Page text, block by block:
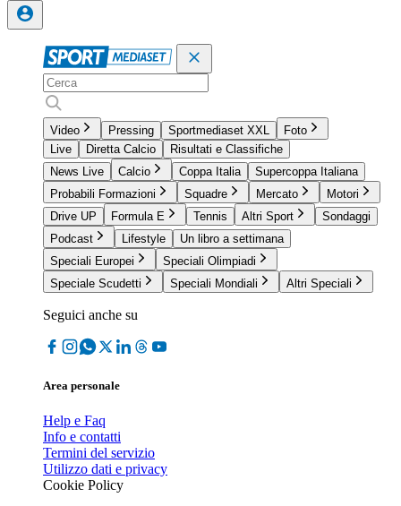
Video Pressing Sportmediaset XXL
Foto
Live
Diretta Calcio
Risultati e Classifiche
News Live
Calcio Coppa Italia
Supercoppa Italiana
Probabili Formazioni
Squadre Mercato
Motori
Drive UP
Formula E Tennis Altri Sport
Sondaggi
Podcast
Lifestyle
Un libro a settimana
Speciali Europei
Speciali Olimpiadi
Speciale Scudetti
Speciali Mondiali Altri Speciali
Seguici anche su
Area personale
Help e Faq
Info e contatti
Termini del servizio
Utilizzo dati e privacy
Cookie Policy